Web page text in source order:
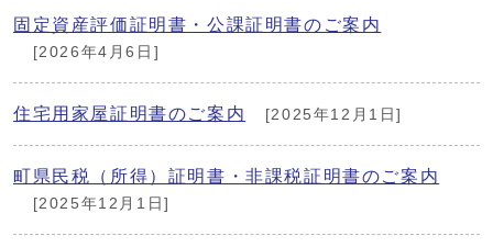
固定資産評価証明書・公課証明書のご案内
[2026年4月6日]
住宅用家屋証明書のご案内 [2025年12月1日]
町県民税（所得）証明書・非課税証明書のご案内
[2025年12月1日]